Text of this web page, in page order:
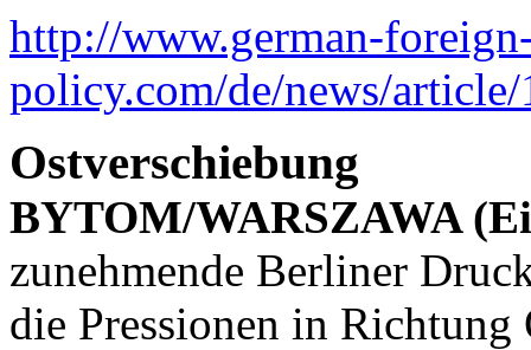
http://www.german-
policy.com/de/news/
Ostverschiebung
BYTOM/WARSZAWA
zunehmende Berliner
die Pressionen in